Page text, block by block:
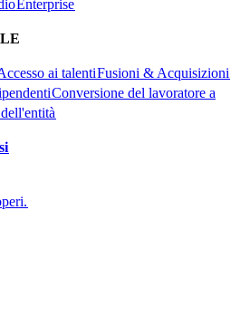
Enterprise​​
ai talenti​​Fusioni & Acquisizioni​​
Conversione del lavoratore a